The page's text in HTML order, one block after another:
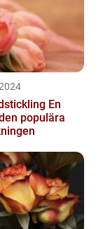
En
populära